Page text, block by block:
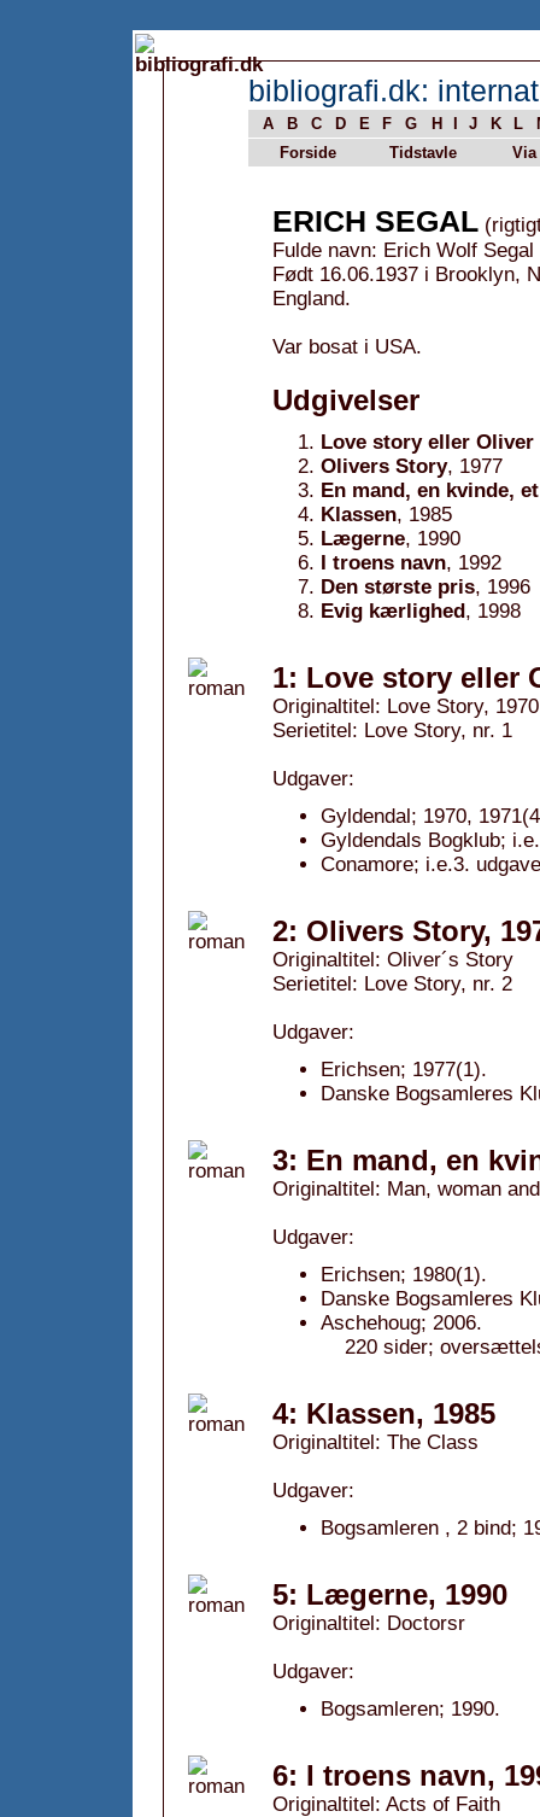
bibliografi.dk:
A B C D E F G H J K L
Forside
Tidstavle Via
ERICH SEGAL
Fulde navn: Erich Wolf Segal
Født 16.06.1937 i Brooklyn,
England.
Var bosat i USA.
Udgivelser
Love story eller Oliver
Olivers Story, 1977
En mand, en kvinde,
Klassen, 1985
Lægerne, 1990
I troens navn, 1992
Den største pris, 1996
Evig kærlighed, 1998
1: Love story eller
Originaltitel: Love Story, 1970
Serietitel: Love Story, nr. 1
Udgaver:
Gyldendal; 1970,
Gyldendals Bogklub;
Conamore; i.e.3.
2: Olivers Story,
Originaltitel: Oliver´s Story
Serietitel: Love Story, nr. 2
Udgaver:
Erichsen; 1977(1).
Danske Bogsamleres
3: En mand, en
Originaltitel: Man, woman
Udgaver:
Erichsen; 1980(1).
Danske Bogsamleres
Aschehoug; 2006.
220 sider;
4: Klassen, 1985
Originaltitel: The Class
Udgaver:
Bogsamleren , 2 bind;
5: Lægerne, 1990
Originaltitel: Doctorsr
Udgaver:
Bogsamleren; 1990.
6: I troens navn,
Originaltitel: Acts of Faith